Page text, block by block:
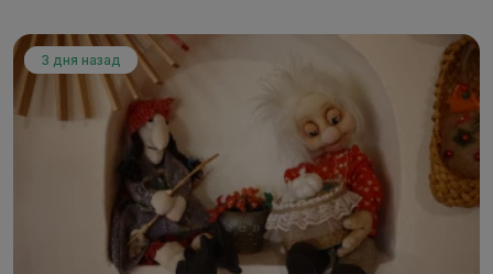
3 дня назад